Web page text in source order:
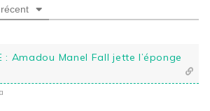
: Amadou Manel Fall jette l’éponge